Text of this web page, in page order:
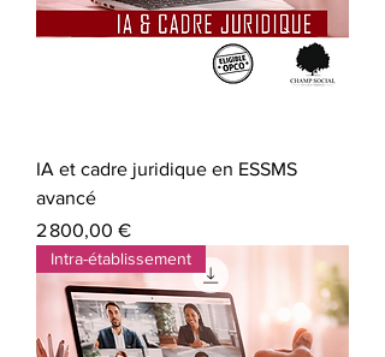
IA et cadre juridique en ESSMS
avancé
Prix
2 800,00 €
Intra-établissement